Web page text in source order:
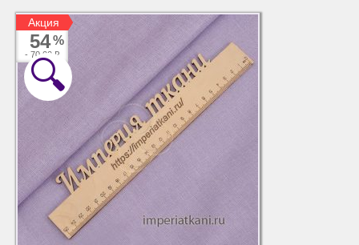
Акция
54%
- 70.00 ₽
Акция
🔍